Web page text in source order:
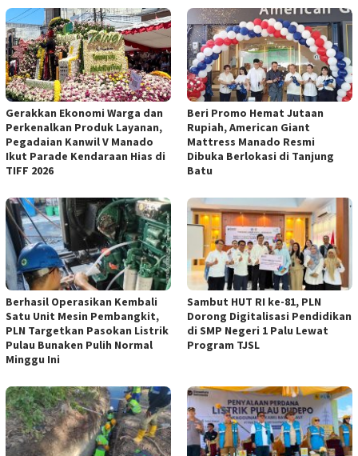
Gerakkan Ekonomi Warga dan
Perkenalkan Produk Layanan,
Pegadaian Kanwil V Manado
Ikut Parade Kendaraan Hias di
TIFF 2026
Beri Promo Hemat Jutaan
Rupiah, American Giant
Mattress Manado Resmi
Dibuka Berlokasi di Tanjung
Batu
Berhasil Operasikan Kembali
Satu Unit Mesin Pembangkit,
PLN Targetkan Pasokan Listrik
Pulau Bunaken Pulih Normal
Minggu Ini
Sambut HUT RI ke-81, PLN
Dorong Digitalisasi Pendidikan
di SMP Negeri 1 Palu Lewat
Program TJSL